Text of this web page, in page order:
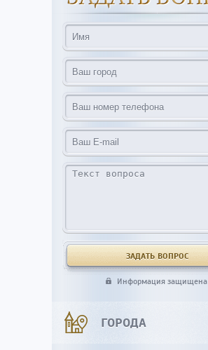
Информация защищена
ГОРОДА